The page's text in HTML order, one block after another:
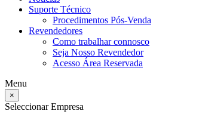
Suporte Técnico
Procedimentos Pós-Venda
Revendedores
Como trabalhar connosco
Seja Nosso Revendedor
Acesso Área Reservada
Menu
×
Seleccionar Empresa